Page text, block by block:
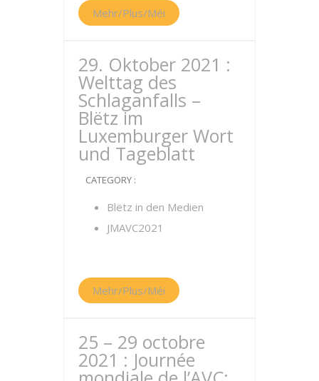
Mehr/Plus/Méi
29. Oktober 2021 :
Welttag des
Schlaganfalls –
Blëtz im
Luxemburger Wort
und Tageblatt
CATEGORY :
Blëtz in den Medien
JMAVC2021
Mehr/Plus/Méi
25 – 29 octobre
2021 : Journée